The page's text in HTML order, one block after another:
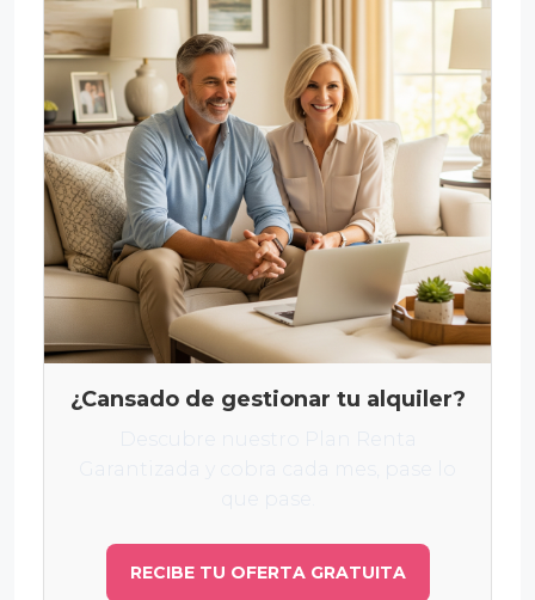
¿Cansado de gestionar tu alquiler?
RECIBE TU OFERTA GRATUITA